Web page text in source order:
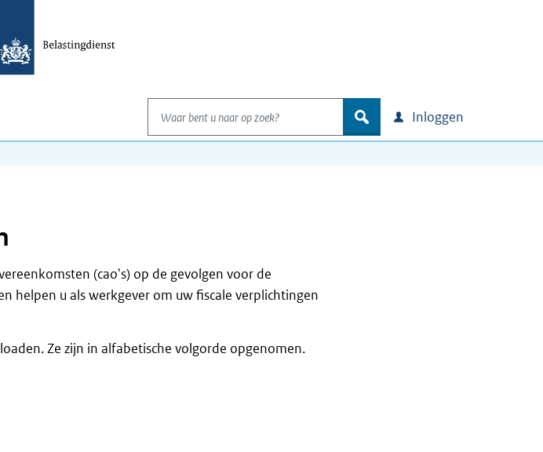
Waar bent u naar op zoek?
zoek Inloggen
(cao's) op de gevolgen voor de
helpen u als werkgever om uw fiscale verplichtingen
Ze zijn in alfabetische volgorde opgenomen.